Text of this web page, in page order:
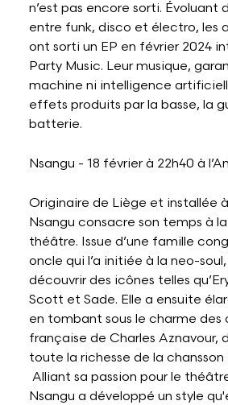
n’est pas encore sorti. Évoluant
entre funk, disco et électro, les
ont sorti un EP en février 2024
Party Music. Leur musique,
machine ni intelligence
effets produits par la basse, la
batterie.
Nsangu - 18 février à 22h40 à
Originaire de Liège et installée à
Nsangu consacre son temps à
théâtre. Issue d’une famille
oncle qui l’a initiée à la neo-
découvrir des icônes telles
Scott et Sade. Elle a ensuite
en tombant sous le charme des
française de Charles Aznavour,
toute la richesse de la chansson
Alliant sa passion pour le
Nsangu a développé un style